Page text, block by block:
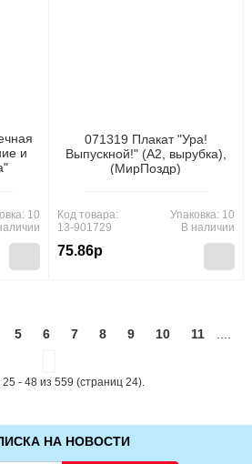
и
10
071319 Плакат "Ура!
Выпускной!" (А2, вырубка),
(МирПоздр)
Код товара:
13-901729
75.86р
Упаковка: 10
В наличии
5 6 7 8 9 10 11
25 - 48 из 559 (страниц 24).
НА НОВОСТИ